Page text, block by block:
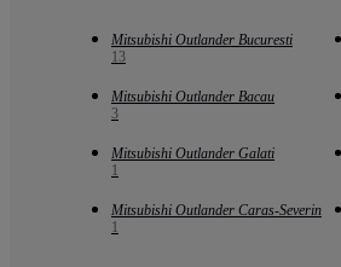
Mitsubishi Outlander Bucuresti
13
Mitsubishi Outlander Bacau
3
Mitsubishi Outlander Galati
1
Mitsubishi Outlander Caras-Severin
1